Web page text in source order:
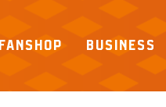
FANSHOP BUSINESS